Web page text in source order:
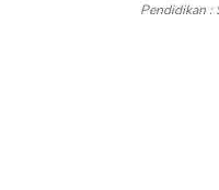
Pendidikan :